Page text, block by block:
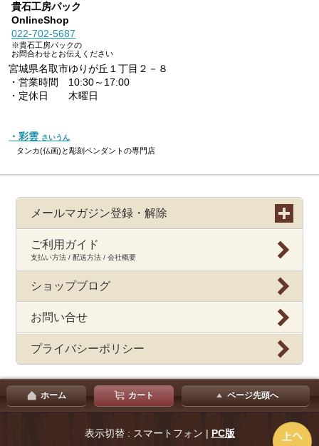
貴石工房パック
OnlineShop
022-702-5687
※貴石工房パックの
お問合わせとお伝えください
宮城県名取市ゆりが丘１丁目２－８
・営業時間 10:30～17:00
・定休日 木曜日
・彩雲 さいうん
タンカ(仏画)と彫刻ペンダントの専門店
メールマガジン登録・解除
ご利用ガイド
支払い方法 / 配送方法 / 会社概要
ショップブログ
お問い合せ
プライバシーポリシー
ホーム カート ページ先頭へ
表示切替 : スマートフォン | PC版